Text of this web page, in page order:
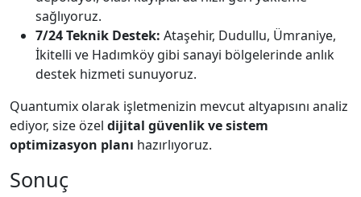
sağlıyoruz.
7/24 Teknik Destek: Ataşehir, Dudullu, Ümraniye,
İkitelli ve Hadımköy gibi sanayi bölgelerinde anlık
destek hizmeti sunuyoruz.
Quantumix olarak işletmenizin mevcut altyapısını analiz
ediyor, size özel dijital güvenlik ve sistem
optimizasyon planı hazırlıyoruz.
Sonuç